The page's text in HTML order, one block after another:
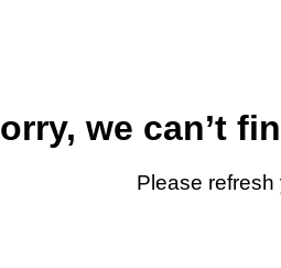
we can’t
Please refresh